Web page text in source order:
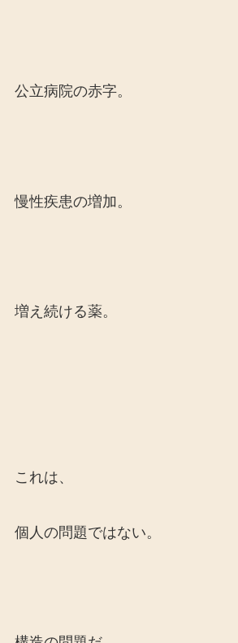
公立病院の赤字。
慢性疾患の増加。
増え続ける薬。
これは、
個人の問題ではない。